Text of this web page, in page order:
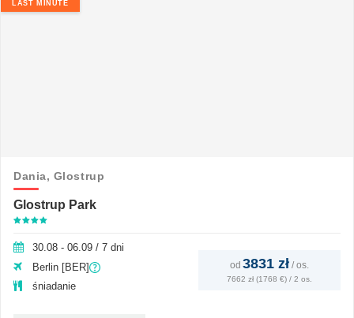
LAST MINUTE
Dania, Glostrup
Glostrup Park
30.08 - 06.09 / 7 dni
Berlin [BER]
śniadanie
od 3831 zł / os.
7662 zł (1768 €) / 2 os.